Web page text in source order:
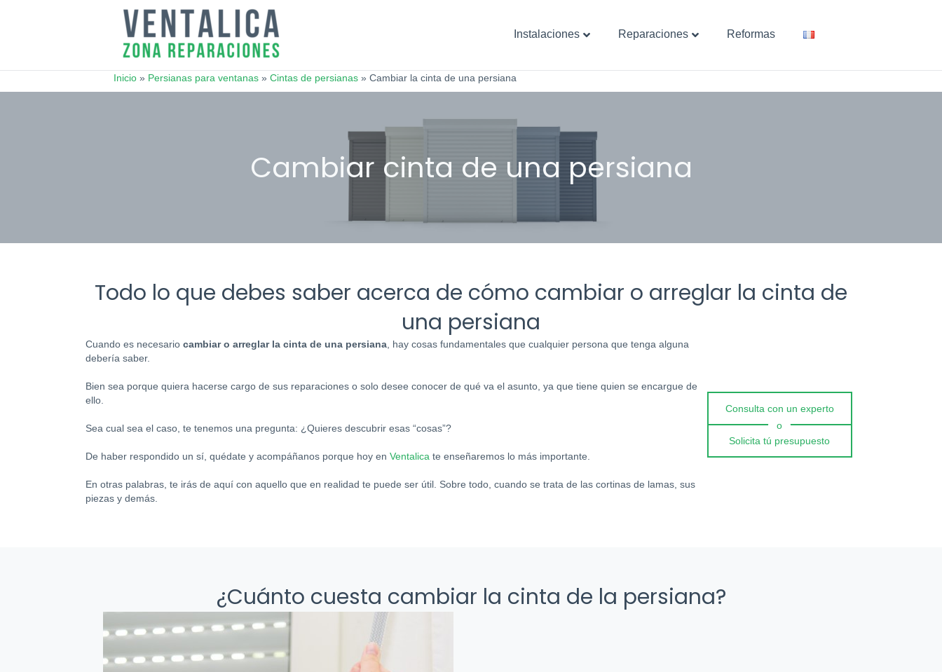
Instalaciones Reparaciones Reformas
Inicio » Persianas para ventanas » Cintas de persianas » Cambiar la cinta de una persiana
Todo lo que debes saber acerca de cómo cambiar o arreglar la cinta de
una persiana
Cuando es necesario cambiar o arreglar la cinta de una persiana , hay cosas fundamentales que cualquier persona que tenga alguna
debería saber.
Bien sea porque quiera hacerse cargo de sus reparaciones o solo desee conocer de qué va el asunto, ya que tiene quien se encargue de
ello.
Sea cual sea el caso, te tenemos una pregunta: ¿Quieres descubrir esas “cosas”?
De haber respondido un sí, quédate y acompáñanos porque hoy en Ventalica te enseñaremos lo más importante.
En otras palabras, te irás de aquí con aquello que en realidad te puede ser útil. Sobre todo, cuando se trata de las cortinas de lamas, sus
piezas y demás.
Consulta con un experto
o
Solicita tú presupuesto
¿Cuánto cuesta cambiar la cinta de la persiana?